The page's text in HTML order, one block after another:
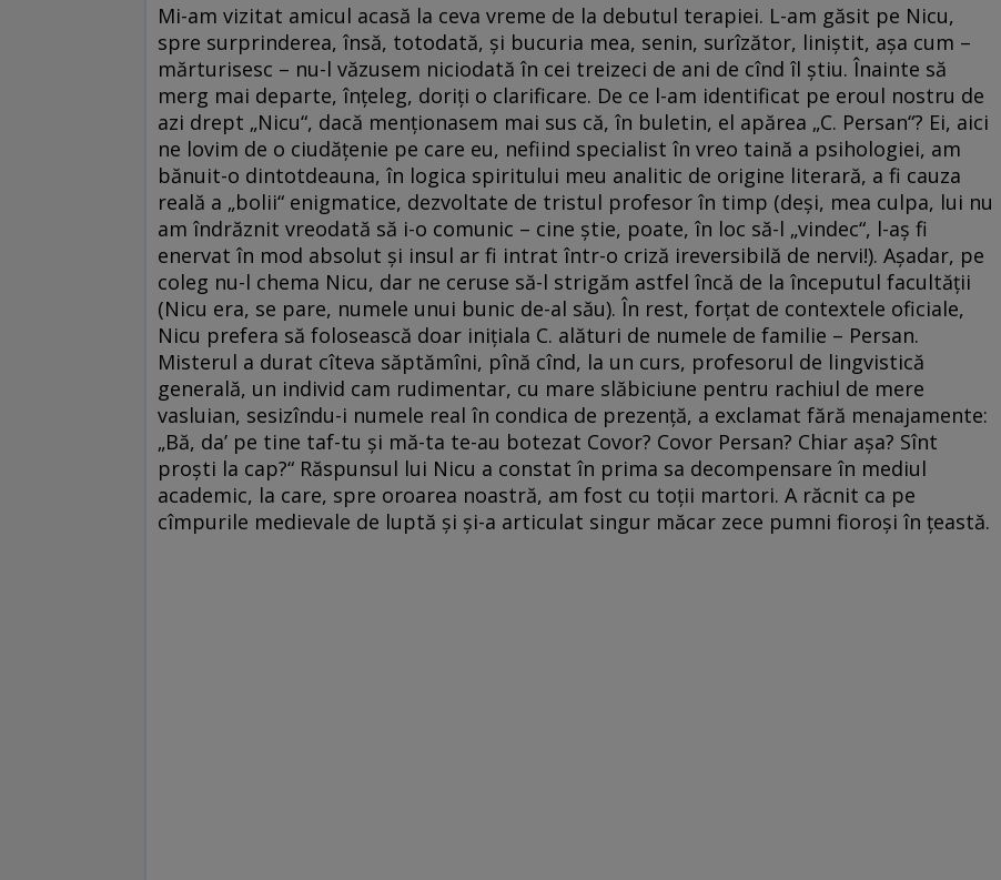
Mi-am vizitat amicul acasă la ceva vreme de la debutul terapiei. L-am găsit pe Nicu,
spre surprinderea, însă, totodată, și bucuria mea, senin, surîzător, liniștit, așa cum –
mărturisesc – nu-l văzusem niciodată în cei treizeci de ani de cînd îl știu. Înainte să
merg mai departe, înțeleg, doriți o clarificare. De ce l-am identificat pe eroul nostru de
azi drept „Nicu“, dacă menționasem mai sus că, în buletin, el apărea „C. Persan“? Ei, aici
ne lovim de o ciudățenie pe care eu, nefiind specialist în vreo taină a psihologiei, am
bănuit-o dintotdeauna, în logica spiritului meu analitic de origine literară, a fi cauza
reală a „bolii“ enigmatice, dezvoltate de tristul profesor în timp (deși, mea culpa, lui nu
am îndrăznit vreodată să i-o comunic – cine știe, poate, în loc să-l „vindec“, l-aș fi
enervat în mod absolut și insul ar fi intrat într-o criză ireversibilă de nervi!). Așadar, pe
coleg nu-l chema Nicu, dar ne ceruse să-l strigăm astfel încă de la începutul facultății
(Nicu era, se pare, numele unui bunic de-al său). În rest, forțat de contextele oficiale,
Nicu prefera să folosească doar inițiala C. alături de numele de familie – Persan.
Misterul a durat cîteva săptămîni, pînă cînd, la un curs, profesorul de lingvistică
generală, un individ cam rudimentar, cu mare slăbiciune pentru rachiul de mere
vasluian, sesizîndu-i numele real în condica de prezență, a exclamat fără menajamente:
„Bă, da’ pe tine taf-tu și mă-ta te-au botezat Covor? Covor Persan? Chiar așa? Sînt
proști la cap?“ Răspunsul lui Nicu a constat în prima sa decompensare în mediul
academic, la care, spre oroarea noastră, am fost cu toții martori. A răcnit ca pe
cîmpurile medievale de luptă și și-a articulat singur măcar zece pumni fioroși în țeastă.